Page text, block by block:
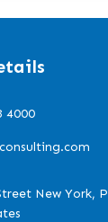
4000
New York,